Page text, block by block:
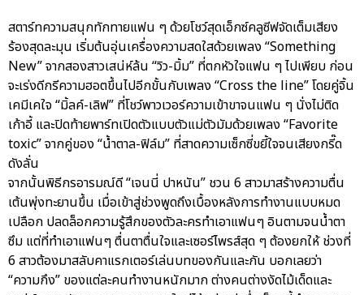
สตาร์ทความสนุกทักทายแฟน ๆ ด้วยโชว์สุดเอ็กซ์คลูซีฟจัดเต็มเสียง
ร้องสุดละมุน เริ่มต้นอุ่นเครื่องความสดใสด้วยเพลง “Something
New” จากสองสาวเสน่ห์ล้น “วิว-มิ้ม” ที่ตกหัวใจแฟน ๆ ไปเพียบ ก่อน
จะเร่งดีกรีความฮอตขึ้นไปอีกขั้นกับเพลง “Cross the line” โดยคู่จิ้น
เคมีเคใจ “มิ้ลค์-เลิฟ” ที่โชว์พาวเวอร์ความเข้าขาจนแฟน ๆ นั่งไม่ติด
เก้าอี้ และปิดท้ายพาร์ทเปิดตัวแบบตัวแม่ตัวมัมด้วยเพลง “Favorite
toxic” จากคู่ของ “น้ำตาล-ฟิล์ม” ที่สาดความเซ็กซี่ขยี้ใจจนเสียงกรี๊ด
ดังลั่น
จากนั้นพิธีกรอารมณ์ดี “เจนนี่ ปาหนัน” ชวน 6 สาวมาสร้างความตื่น
เต้นพุ่งทะยานขึ้น เมื่อเข้าสู่ช่วงพูดถึงเบื้องหลังการทำงานแบบหมด
เปลือก ปลดล็อกความรู้สึกของตัวละครทำเอาแฟนๆ อินตามจนน้ำตา
ซึม แต่ที่ทำเอาแฟนๆ ตื่นตาตื่นใจและเซอร์ไพรส์สุด ๆ ต้องยกให้ ช่วงที่
6 สาวต้องมาสลับคาแรกเตอร์เล่นบทของกันและกัน บอกเลยว่า
“ความกึง” ของแต่ละคนทำงานหนักมาก ต่างคนต่างงัดไม้เด็ดและ